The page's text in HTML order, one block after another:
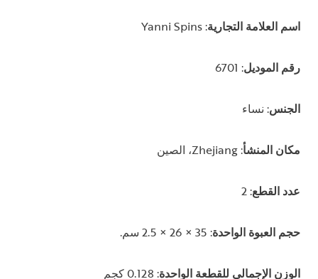
اسم العلامة التجارية: Yanni Spins
رقم الموديل:
6701
الجنس: نساء
مكان المنشأ: Zhejiang، الصين
عدد القطع: 2
حجم العبوة الواحدة: 35 × 26 × 2.5 سم.
الوزن الإجمالي للقطعة الواحدة: 0.128 كجم